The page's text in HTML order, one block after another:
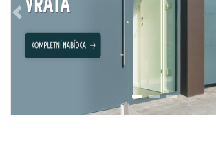
Předchozí